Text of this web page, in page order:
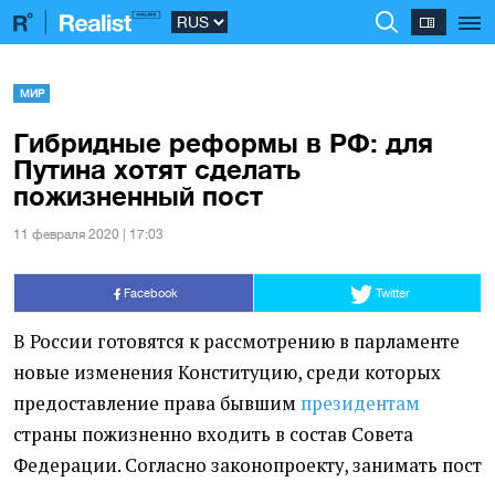
МИР
Гибридные реформы в РФ: для
Путина хотят сделать
пожизненный пост
11 февраля 2020 | 17:03
Facebook Twitter
В России готовятся к рассмотрению в парламенте
новые изменения Конституцию, среди которых
предоставление права бывшим президентам
страны пожизненно входить в состав Совета
Федерации. Согласно законопроекту, занимать пост